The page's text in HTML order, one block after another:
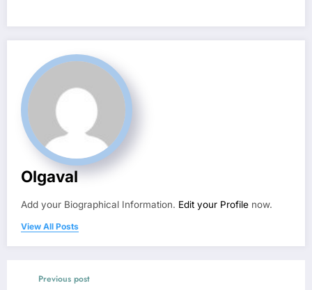
Olgaval
Add your Biographical Information. Edit your Profile now.
View All Posts
Previous post